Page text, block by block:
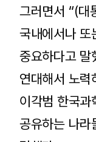
그러면서 “(대
국내에서나 또
중요하다고 말
연대해서 노력
이각범 한국
공유하는 나라